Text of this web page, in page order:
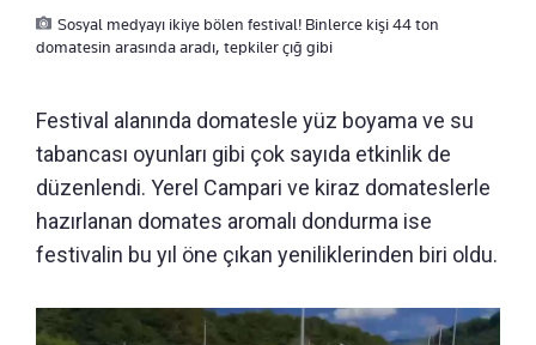
Sosyal medyayı ikiye bölen festival! Binlerce kişi 44 ton
domatesin arasında aradı, tepkiler çığ gibi
Festival alanında domatesle yüz boyama ve su
tabancası oyunları gibi çok sayıda etkinlik de
düzenlendi. Yerel Campari ve kiraz domateslerle
hazırlanan domates aromalı dondurma ise
festivalin bu yıl öne çıkan yeniliklerinden biri oldu.